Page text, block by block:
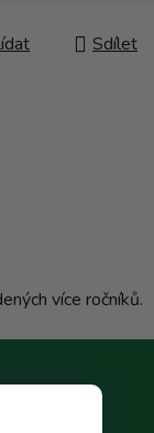
Sdílet
více ročníků.